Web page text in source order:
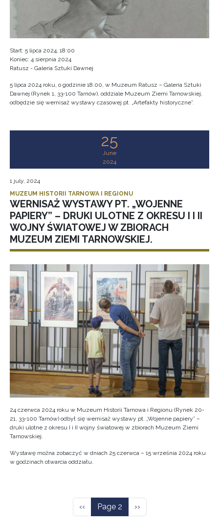
Start: 5 lipca 2024, 18:00
Koniec: 4 sierpnia 2024
Ratusz - Galeria Sztuki Dawnej
5 lipca 2024 roku, o godzinie 18.00, w Muzeum Ratusz – Galeria Sztuki
Dawnej (Rynek 1, 33-100 Tarnów), oddziale Muzeum Ziemi Tarnowskiej,
odbędzie się wernisaż wystawy czasowej pt. „Artefakty historyczne”.
25
June
2024
1 july, 2024
MUZEUM HISTORII TARNOWA I REGIONU
WERNISAŻ WYSTAWY PT. „WOJENNE
PAPIERY” – DRUKI ULOTNE Z OKRESU I I II
WOJNY ŚWIATOWEJ W ZBIORACH
MUZEUM ZIEMI TARNOWSKIEJ.
24 czerwca 2024 roku w Muzeum Historii Tarnowa i Regionu (Rynek 20-
21, 33-100 Tarnów) odbył się wernisaż wystawy pt. „Wojenne papiery” –
druki ulotne z okresu I i II wojny światowej w zbiorach Muzeum Ziemi
Tarnowskiej.
Wystawę można zobaczyć w dniach 25 czerwca – 15 września 2024 roku
w godzinach otwarcia oddziału.
Previous page
‹‹ Page 2 Next page
››